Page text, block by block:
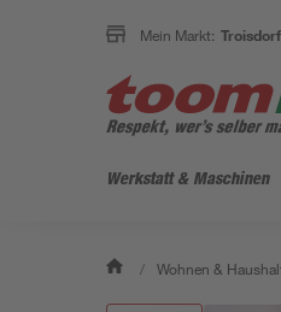
Mein Markt: Troisdorf
Werkstatt & Maschinen
/ Wohnen &